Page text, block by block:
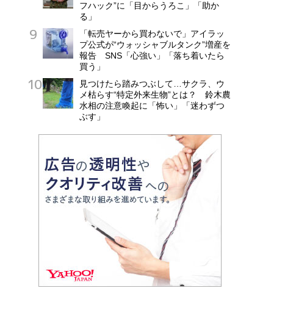
フハック”に「目からうろこ」「助か
る」
「転売ヤーから買わないで」アイラッ
プ公式が“ウォッシャブルタンク”増産を
報告 SNS「心強い」「落ち着いたら
買う」
見つけたら踏みつぶして…サクラ、ウ
メ枯らす“特定外来生物”とは？ 鈴木農
水相の注意喚起に「怖い」「迷わずつ
ぶす」